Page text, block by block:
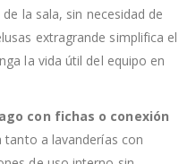
la sala, sin necesidad de
extragrande simplifica el
la vida útil del equipo en
con fichas o conexión
a lavanderías con